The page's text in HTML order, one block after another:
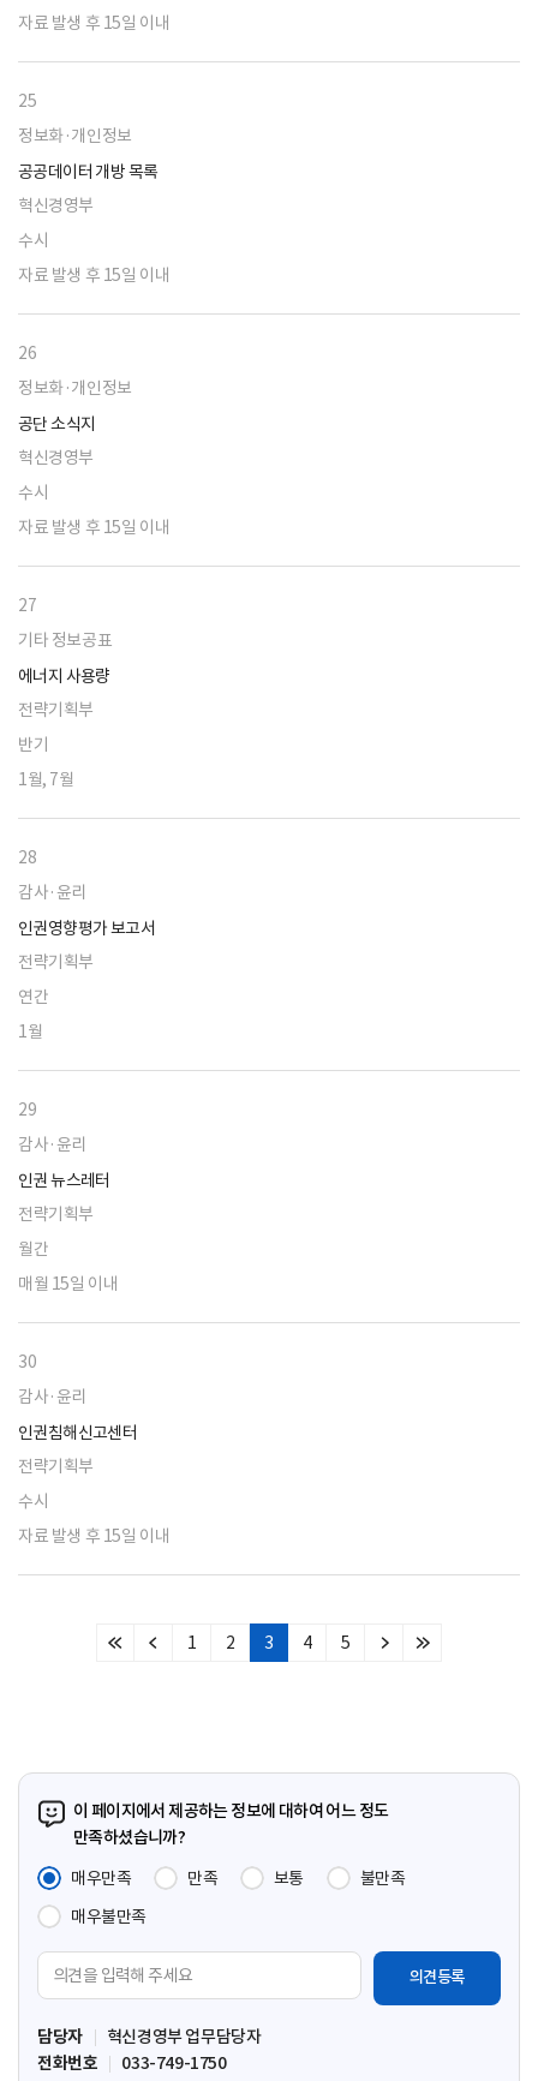
자료 발생 후 15일 이내
25
정보화·개인정보
공공데이터 개방 목록
혁신경영부
수시
자료 발생 후 15일 이내
26
정보화·개인정보
공단 소식지
혁신경영부
수시
자료 발생 후 15일 이내
27
기타 정보공표
에너지 사용량
전략기획부
반기
1월, 7월
28
감사·윤리
인권영향평가 보고서
전략기획부
연간
1월
29
감사·윤리
인권 뉴스레터
전략기획부
월간
매월 15일 이내
30
감사·윤리
인권침해신고센터
전략기획부
수시
자료 발생 후 15일 이내
처
이
1 2 3 4 5
다
마
이 페이지에서 제공하는 정보에 대하여 어느 정도
만족하셨습니까?
매우만족
만족 보통
불만족
매우불만족
견
입
력
담당자
혁신경영부 업무담당자
전화번호
033-749-1750